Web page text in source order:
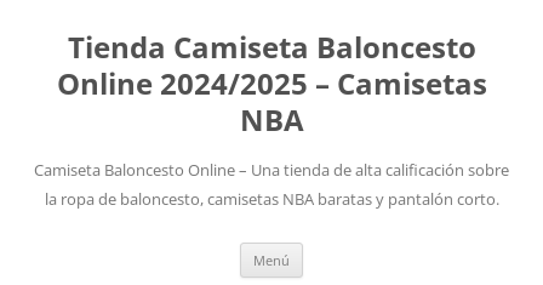
Tienda Camiseta Baloncesto
Online 2024/2025 – Camisetas
NBA
Camiseta Baloncesto Online – Una tienda de alta calificación sobre
la ropa de baloncesto, camisetas NBA baratas y pantalón corto.
Menú